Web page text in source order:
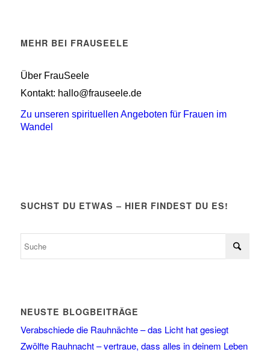
MEHR BEI FRAUSEELE
Über FrauSeele
Kontakt: hallo@frauseele.de
Zu unseren spirituellen Angeboten für Frauen im
Wandel
SUCHST DU ETWAS – HIER FINDEST DU ES!
NEUSTE BLOGBEITRÄGE
Verabschiede die Rauhnächte – das Licht hat gesiegt
Zwölfte Rauhnacht – vertraue, dass alles in deinem Leben